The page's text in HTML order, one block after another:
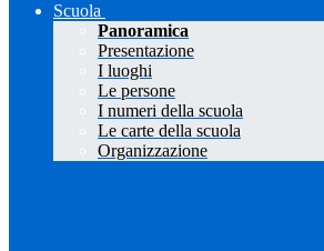
Scuola
Panoramica
Presentazione
I luoghi
Le persone
I numeri della scuola
Le carte della scuola
Organizzazione